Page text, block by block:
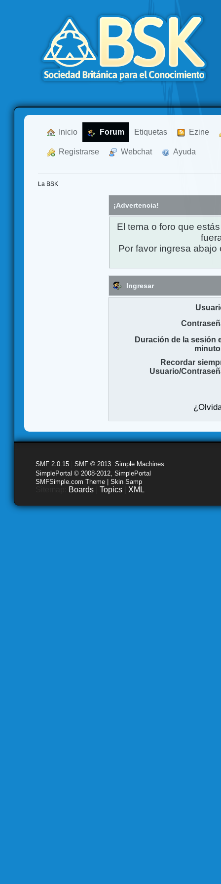
Inicio Forum Etiquetas Ezine
Registrarse Webchat Ayuda
La BSK
¡Advertencia!
El tema o foro que
Por favor ingresa
Ingresar
Duración de la sesión
Recordar
Usuario/
SMF 2.0.15 SMF © 2013 Simple Machines
SimplePortal © 2008-2012, SimplePortal
SMFSimple.com Theme | Skin Samp
Boards Topics XML